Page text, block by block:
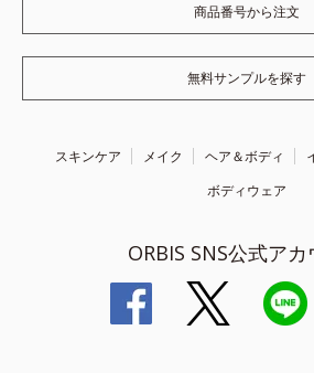
商品番号から注文
無料サンプルを探す
スキンケア メイク ヘア＆ボディ
ボディウェア
ORBIS SNS公式アカ